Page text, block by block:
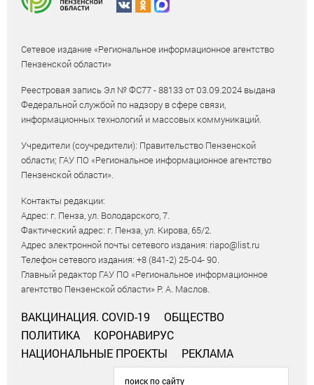
Сетевое издание «Региональное информационное агентство
Пензенской области»
Реестровая запись Эл № ФС77 - 88133 от 03.09.2024 выдана
Федеральной службой по надзору в сфере связи,
информационных технологий и массовых коммуникаций.
Учредители (соучредители): Правительство Пензенской
области; ГАУ ПО «Региональное информационное агентство
Пензенской области».
Контакты редакции:
Адрес: г. Пенза, ул. Володарского, 7.
Фактический адрес: г. Пенза, ул. Кирова, 65/2.
Адрес электронной почты сетевого издания: riapo@list.ru
Телефон сетевого издания: +8 (841-2) 25-04- 90.
Главный редактор ГАУ ПО «Региональное информационное
агентство Пензенской области» Р. А. Маслов.
ВАКЦИНАЦИЯ. COVID-19
ОБЩЕСТВО
ПОЛИТИКА
КОРОНАВИРУС
НАЦИОНАЛЬНЫЕ ПРОЕКТЫ
РЕКЛАМА